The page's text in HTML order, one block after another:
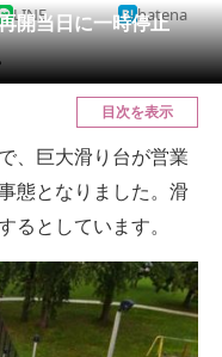
再開当日に一時停止
LINE hatena
目次を表示
、巨大滑り台が営業
態となりました。滑
るとしています。